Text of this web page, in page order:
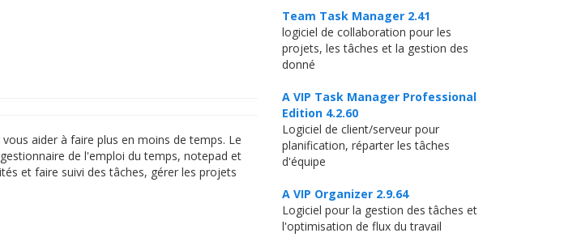
aider à faire plus en moins de temps. Le
de l'emploi du temps, notepad et
et faire suivi des tâches, gérer les projets
Team Task Manager 2.41
logiciel de collaboration pour les
projets, les tâches et la gestion des
donné
A VIP Task Manager Professional
Edition 4.2.60
Logiciel de client/serveur pour
planification, réparter les tâches
d'équipe
A VIP Organizer 2.9.64
Logiciel pour la gestion des tâches et
l'optimisation de flux du travail